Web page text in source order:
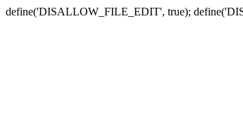
define('DISALLOW_FILE_EDIT', true);